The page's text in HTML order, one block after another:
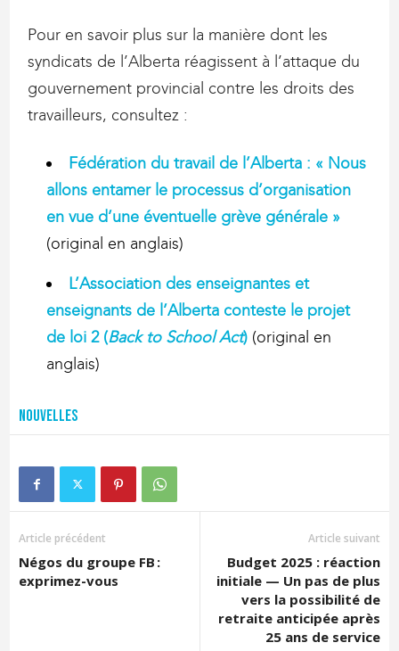
Pour en savoir plus sur la manière dont les
syndicats de l’Alberta réagissent à l’attaque du
gouvernement provincial contre les droits des
travailleurs, consultez :
Fédération du travail de l’Alberta : « Nous
allons entamer le processus d’organisation
en vue d’une éventuelle grève générale »
(original en anglais)
L’Association des enseignantes et
enseignants de l’Alberta conteste le projet
de loi 2 (Back to School Act) (original en
anglais)
Nouvelles
Article précédent
Négos du groupe FB :
exprimez-vous
Article suivant
Budget 2025 : réaction
initiale — Un pas de plus
vers la possibilité de
retraite anticipée après
25 ans de service